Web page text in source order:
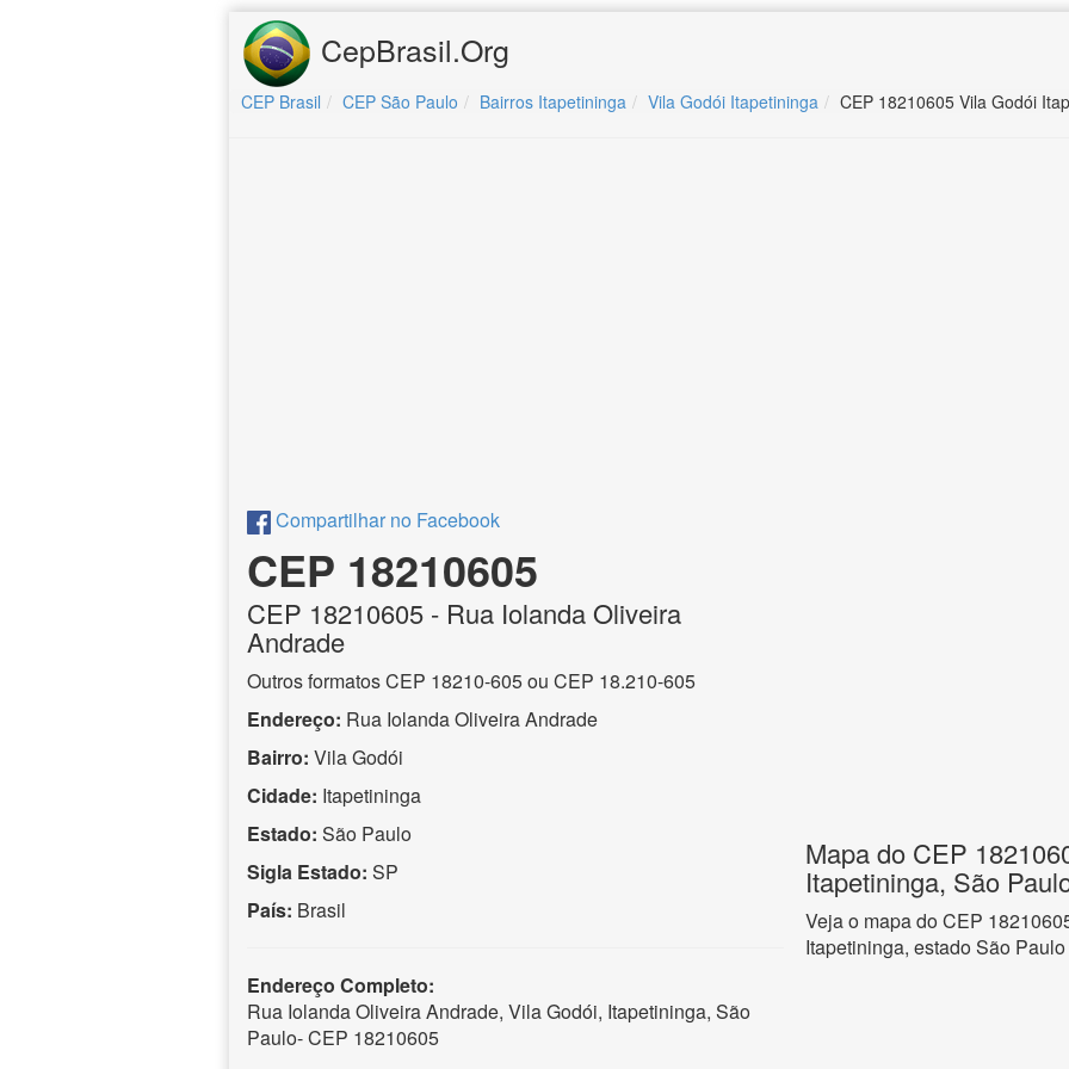
CepBrasil.Org
CEP Brasil CEP São Paulo Bairros Itapetininga Vila Godói Itapetininga CEP 18210605 Vila Godói
Compartilhar no Facebook
CEP 18210605
CEP 18210605 - Rua Iolanda Oliveira
Andrade
Outros formatos CEP 18210-605 ou CEP 18.210-605
Endereço: Rua Iolanda Oliveira Andrade
Bairro: Vila Godói
Cidade: Itapetininga
Estado: São Paulo
Sigla Estado: SP
País: Brasil
Endereço Completo:
Rua Iolanda Oliveira Andrade, Vila Godói, Itapetininga, São
Paulo- CEP 18210605
Mapa do CEP
Itapetininga, São
Veja o mapa do CEP
Itapetininga, estado São